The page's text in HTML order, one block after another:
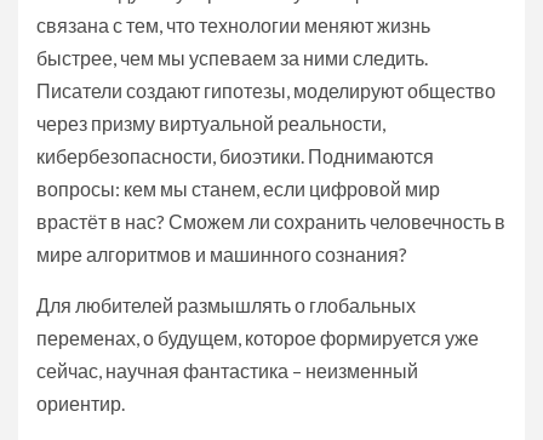
связана с тем, что технологии меняют жизнь
быстрее, чем мы успеваем за ними следить.
Писатели создают гипотезы, моделируют общество
через призму виртуальной реальности,
кибербезопасности, биоэтики. Поднимаются
вопросы: кем мы станем, если цифровой мир
врастёт в нас? Сможем ли сохранить человечность в
мире алгоритмов и машинного сознания?
Для любителей размышлять о глобальных
переменах, о будущем, которое формируется уже
сейчас, научная фантастика – неизменный
ориентир.